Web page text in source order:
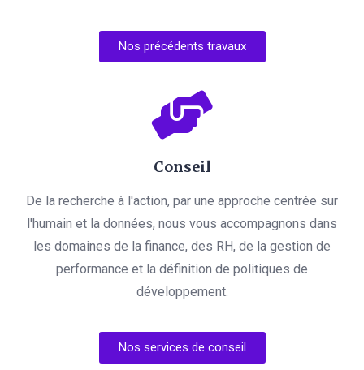
Nos précédents travaux
Conseil
De la recherche à l'action, par une approche centrée sur
l'humain et la données, nous vous accompagnons dans
les domaines de la finance, des RH, de la gestion de
performance et la définition de politiques de
développement.
Nos services de conseil